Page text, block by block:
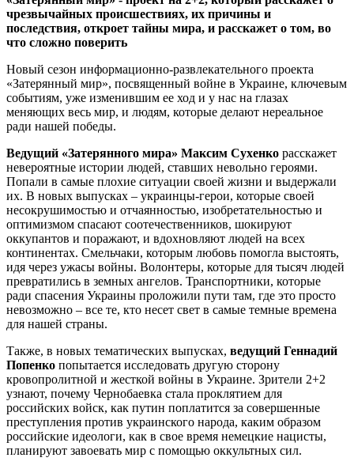
чрезвычайных происшествиях, их причины и
последствия, откроет тайны мира, и расскажет о том, во
что сложно поверить
Новый сезон информационно-развлекательного проекта
«Затерянный мир», посвященный войне в Украине, ключевым
событиям, уже изменившим ее ход и у нас на глазах
меняющих весь мир, и людям, которые делают нереальное
ради нашей победы.
Ведущий «Затерянного мира» Максим Сухенко расскажет
невероятные истории людей, ставших невольно героями.
Попали в самые плохие ситуации своей жизни и выдержали
их. В новых выпусках – украинцы-герои, которые своей
несокрушимостью и отчаянностью, изобретательностью и
оптимизмом спасают соотечественников, шокируют
оккупантов и поражают, и вдохновляют людей на всех
континентах. Смельчаки, которым любовь помогла выстоять,
идя через ужасы войны. Волонтеры, которые для тысяч людей
превратились в земных ангелов. Транспортники, которые
ради спасения Украины проложили пути там, где это просто
невозможно – все те, кто несет свет в самые темные времена
для нашей страны.
Также, в новых тематических выпусках, ведущий Геннадий
Попенко попытается исследовать другую сторону
кровопролитной и жесткой войны в Украине. Зрители 2+2
узнают, почему Чернобаевка стала проклятием для
российских войск, как путин поплатится за совершенные
преступления против украинского народа, каким образом
российские идеологи, как в свое время немецкие нацисты,
планируют завоевать мир с помощью оккультных сил.